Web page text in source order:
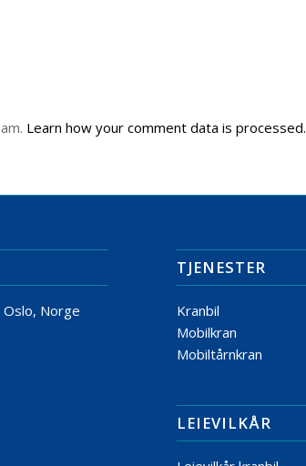
Learn how your comment data is processed.
Norge
TJENESTER
Kranbil
Mobilkran
Mobiltårnkran
LEIEVILKÅR